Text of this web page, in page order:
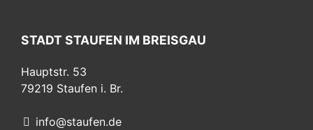
STADT STAUFEN IM BREISGAU
Hauptstr. 53
79219 Staufen i. Br.
info@staufen.de